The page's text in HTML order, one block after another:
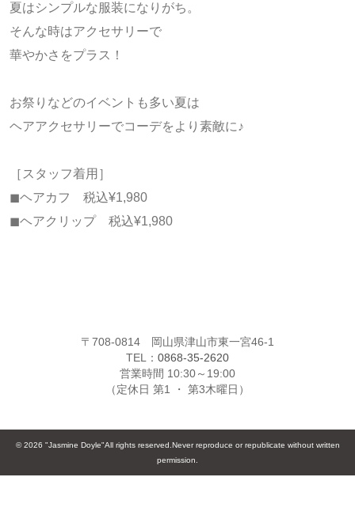
夏はシンプルな服装になりがち。
そんな時はアクセサリーで
華やかさをプラス！
お祭りなどのイベントも多い夏は
ヘアアクセサリーでコーデをより素敵に♪
［スタッフ着用］
◼︎ヘアカフ 税込¥1,980
◼︎ヘアクリップ 税込¥1,980
〒708-0814 岡山県津山市東一宮46-1
TEL： 0868-35-2620
営業時間 10:30～19:00
（定休日 第1 ・ 第3木曜日）
© 2026 "Jasmine Doyle"All rights reserved.Never reproduce or republicate without written
permission.